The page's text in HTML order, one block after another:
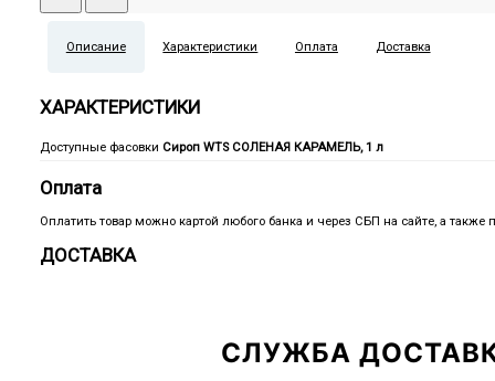
Описание Характеристики Оплата Доставка
ХАРАКТЕРИСТИКИ
Доступные фасовки Сироп WTS СОЛЕНАЯ КАРАМЕЛЬ, 1 л
Оплата
Оплатить товар можно картой любого банка и через СБП на сайте, а также
ДОСТАВКА
СЛУЖБА